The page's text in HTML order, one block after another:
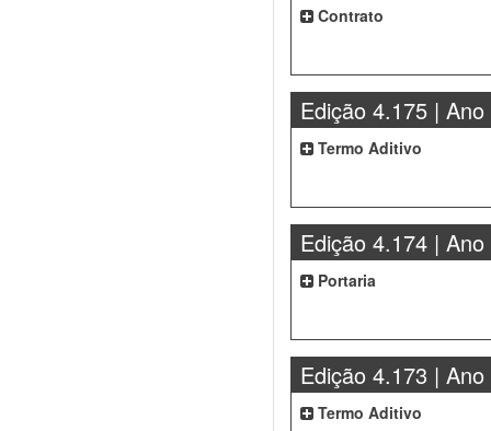
Contrato
Edição 4.175 | Ano
Termo Aditivo
Edição 4.174 | Ano
Portaria
Edição 4.173 | Ano
Termo Aditivo